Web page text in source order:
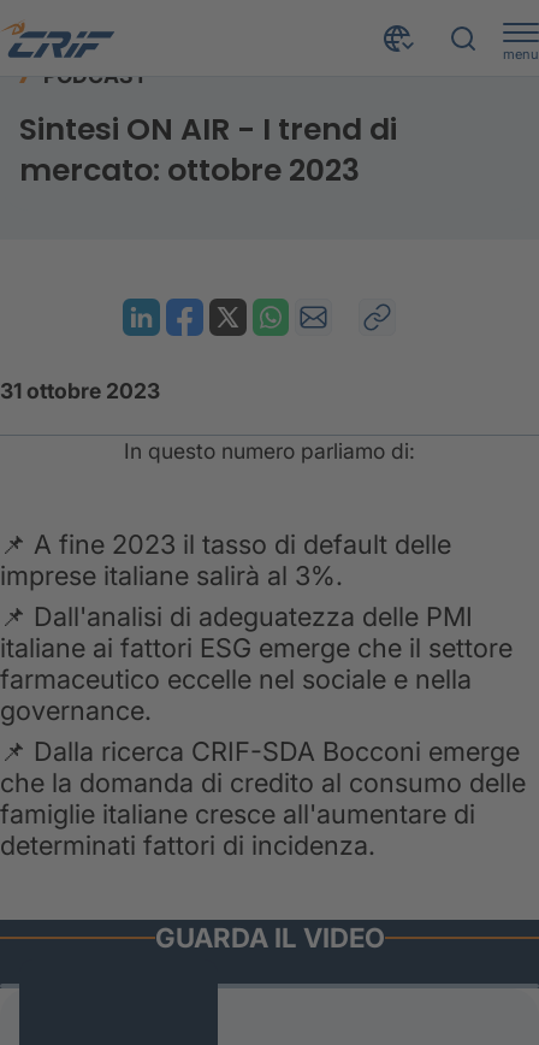
menu
Home Risorse
PODCAST
Sintesi ON AIR - I trend di
mercato: ottobre 2023
31 ottobre 2023
In questo numero parliamo di:
📌 A fine 2023 il tasso di default delle
imprese italiane salirà al 3%.
📌 Dall'analisi di adeguatezza delle PMI
italiane ai fattori ESG emerge che il settore
farmaceutico eccelle nel sociale e nella
governance.
📌 Dalla ricerca CRIF-SDA Bocconi emerge
che la domanda di credito al consumo delle
famiglie italiane cresce all'aumentare di
determinati fattori di incidenza.
GUARDA IL VIDEO